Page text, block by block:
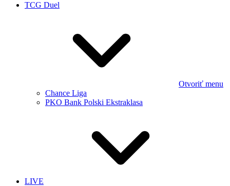
TCG Duel
Otvoriť menu
Chance Liga
PKO Bank Polski Ekstraklasa
LIVE